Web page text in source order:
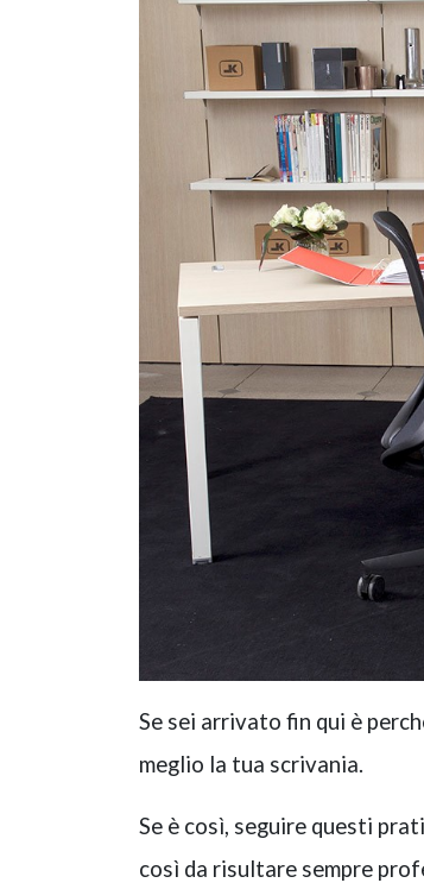
Se sei arrivato fin qui è
meglio la tua scrivania.
Se è così, seguire questi
così da risultare sempre